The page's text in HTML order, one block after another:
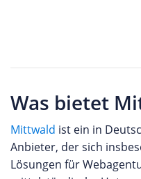
Was bietet
Mittwald ist ein in
Anbieter, der sich
Lösungen für